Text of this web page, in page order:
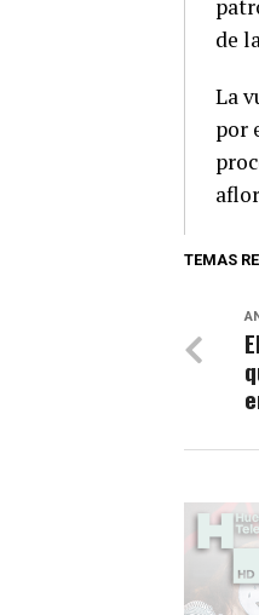
de
La
por
TEMAS